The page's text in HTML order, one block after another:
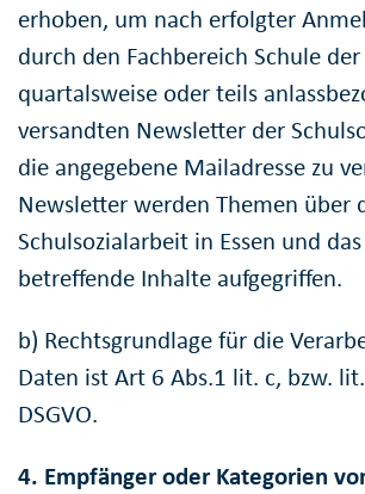
erhoben, um nach erfolgter
durch den Fachbereich Schule der
quartalsweise oder teils
versandten Newsletter der
die angegebene Mailadresse zu
Newsletter werden Themen über
Schulsozialarbeit in Essen und
betreffende Inhalte aufgegriffen.
b) Rechtsgrundlage für die
Daten ist Art 6 Abs.1 lit. c, bzw.
DSGVO.
4. Empfänger oder Kategorien